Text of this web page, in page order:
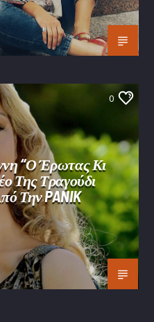
0
“Ο Έρωτας Κι
Της Τραγούδι
Την PANIK